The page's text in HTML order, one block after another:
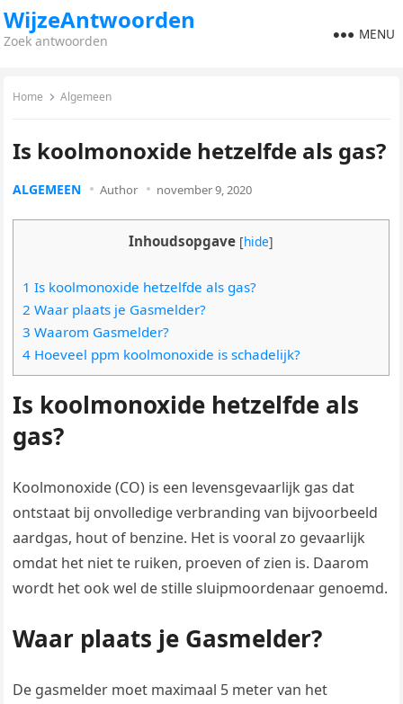
WijzeAntwoorden
Zoek antwoorden MENU
Home Algemeen
Is koolmonoxide hetzelfde als gas?
ALGEMEEN Author november 9, 2020
Inhoudsopgave [hide]
1 Is koolmonoxide hetzelfde als gas?
2 Waar plaats je Gasmelder?
3 Waarom Gasmelder?
4 Hoeveel ppm koolmonoxide is schadelijk?
Is koolmonoxide hetzelfde als
gas?
Koolmonoxide (CO) is een levensgevaarlijk gas dat
ontstaat bij onvolledige verbranding van bijvoorbeeld
aardgas, hout of benzine. Het is vooral zo gevaarlijk
omdat het niet te ruiken, proeven of zien is. Daarom
wordt het ook wel de stille sluipmoordenaar genoemd.
Waar plaats je Gasmelder?
De gasmelder moet maximaal 5 meter van het